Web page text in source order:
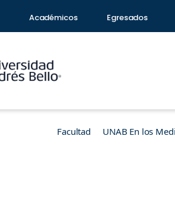
Académicos Egresados
Facultad UNAB En los